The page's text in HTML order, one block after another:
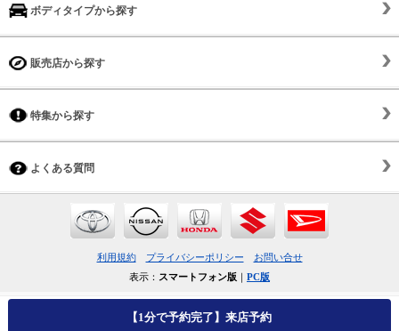
【1分で予約完了】来店予約
ボディタイプから探す
販売店から探す
特集から探す
よくある質問
利用規約 プライバシーポリシー
お問い合せ
表示： スマートフォン版 PC版